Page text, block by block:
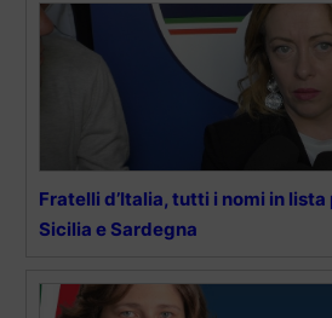
Fratelli d’Italia, tutti i nomi in lista
Sicilia e Sardegna